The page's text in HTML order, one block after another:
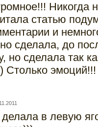
Никогда
статью
и
сделала, до
но сделала так
Столько эмоций!!!
в левую